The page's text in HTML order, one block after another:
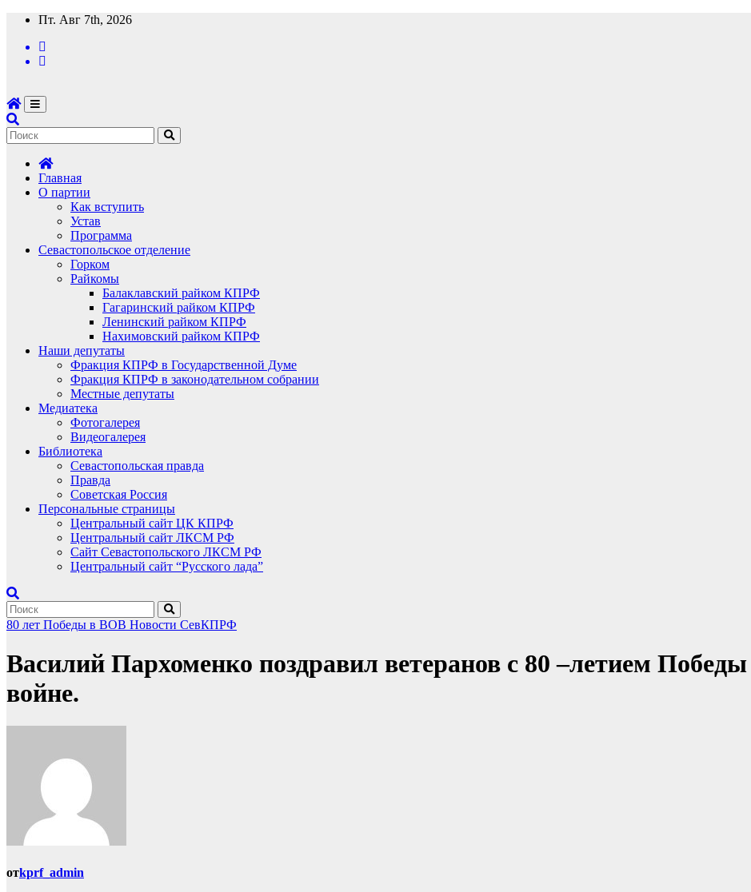
Перейти
содержимому
Пт. Авг 7th, 2026
Главная
О партии
Как вступить
Устав
Программа
Севастопольское отделение
Горком
Райкомы
Балаклавский райком КПРФ
Гагаринский райком КПРФ
Ленинский райком КПРФ
Нахимовский райком КПРФ
Наши депутаты
Фракция КПРФ в Государственной Думе
Фракция КПРФ в законодательном собрании
Местные депутаты
Медиатека
Фотогалерея
Видеогалерея
Библиотека
Севастопольская правда
Правда
Советская Россия
Персональные страницы
Центральный сайт ЦК КПРФ
Центральный сайт ЛКСМ РФ
Сайт Севастопольского ЛКСМ РФ
Центральный сайт “Русского лада”
80 лет Победы в ВОВ Новости СевКПРФ
Василий Пархоменко поздравил ветеранов с 80 –летием
войне.
отkprf_admin